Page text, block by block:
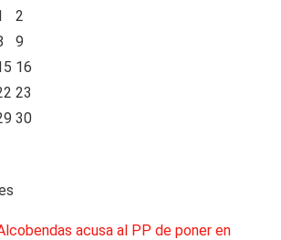
2
9
16
23
30
acusa al PP de poner en